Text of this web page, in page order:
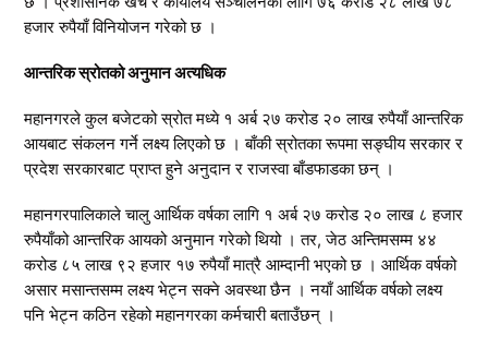
हजार रुपैयाँ विनियोजन गरेको छ ।
आन्तरिक स्रोतको अनुमान अत्यधिक
महानगरले कुल बजेटको स्रोत मध्ये १ अर्ब २७ करोड २० लाख रुपैयाँ आन्तरिक
आयबाट संकलन गर्ने लक्ष्य लिएको छ । बाँकी स्रोतका रूपमा सङ्घीय सरकार र
प्रदेश सरकारबाट प्राप्त हुने अनुदान र राजस्वा बाँडफाडका छन् ।
महानगरपालिकाले चालु आर्थिक वर्षका लागि १ अर्ब २७ करोड २० लाख ८ हजार
रुपैयाँको आन्तरिक आयको अनुमान गरेको थियो । तर, जेठ अन्तिमसम्म ४४
करोड ८५ लाख ९२ हजार १७ रुपैयाँ मात्रै आम्दानी भएको छ । आर्थिक वर्षको
असार मसान्तसम्म लक्ष्य भेट्न सक्ने अवस्था छैन । नयाँ आर्थिक वर्षको लक्ष्य
पनि भेट्न कठिन रहेको महानगरका कर्मचारी बताउँछन् ।